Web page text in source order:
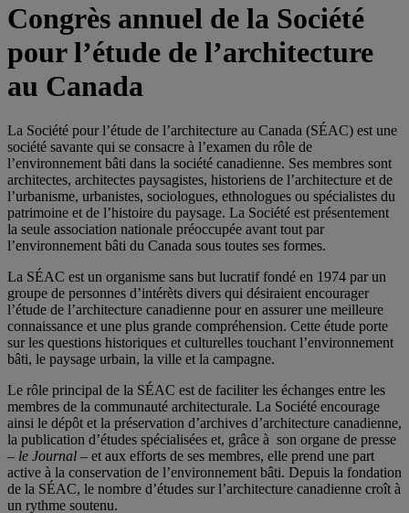
Congrès annuel de la Société
pour l’étude de l’architecture
au Canada
La Société pour l’étude de l’architecture au Canada (SÉAC) est une
société savante qui se consacre à l’examen du rôle de
l’environnement bâti dans la société canadienne. Ses membres sont
architectes, architectes paysagistes, historiens de l’architecture et de
l’urbanisme, urbanistes, sociologues, ethnologues ou spécialistes du
patrimoine et de l’histoire du paysage. La Société est présentement
la seule association nationale préoccupée avant tout par
l’environnement bâti du Canada sous toutes ses formes.
La SÉAC est un organisme sans but lucratif fondé en 1974 par un
groupe de personnes d’intérèts divers qui désiraient encourager
l’étude de l’architecture canadienne pour en assurer une meilleure
connaissance et une plus grande compréhension. Cette étude porte
sur les questions historiques et culturelles touchant l’environnement
bâti, le paysage urbain, la ville et la campagne.
Le rôle principal de la SÉAC est de faciliter les échanges entre les
membres de la communauté architecturale. La Société encourage
ainsi le dépôt et la préservation d’archives d’architecture canadienne,
la publication d’études spécialisées et, grâce à son organe de presse
– le Journal – et aux efforts de ses membres, elle prend une part
active à la conservation de l’environnement bâti. Depuis la fondation
de la SÉAC, le nombre d’études sur l’architecture canadienne croît à
un rythme soutenu.